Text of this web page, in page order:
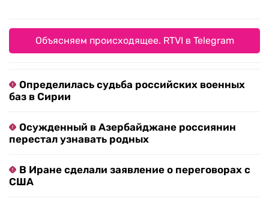
Объясняем происходящее. RTVI в Telegram
Определилась судьба российских военных
баз в Сирии
Осужденный в Азербайджане россиянин
перестал узнавать родных
В Иране сделали заявление о переговорах с
США